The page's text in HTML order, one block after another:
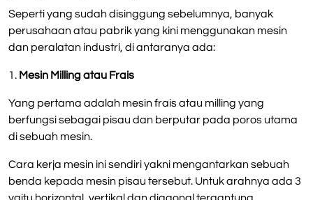
Seperti yang sudah disinggung sebelumnya, banyak
perusahaan atau pabrik yang kini menggunakan mesin
dan peralatan industri, di antaranya ada:
1. Mesin Milling atau Frais
Yang pertama adalah mesin frais atau milling yang
berfungsi sebagai pisau dan berputar pada poros utama
di sebuah mesin.
Cara kerja mesin ini sendiri yakni mengantarkan sebuah
benda kepada mesin pisau tersebut. Untuk arahnya ada 3